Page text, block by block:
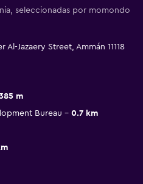
seleccionadas por momondo
Jazaery Street, Ammán 11118
m
Bureau
0.7 km